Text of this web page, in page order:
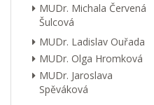
MUDr. Michala Červená
Šulcová
MUDr. Ladislav Ouřada
MUDr. Olga Hromková
MUDr. Jaroslava
Spěváková